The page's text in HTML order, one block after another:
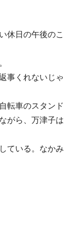
休日の午後のこ
事くれないじゃ
転車のスタンド
がら、万津子は
ている。なかみ